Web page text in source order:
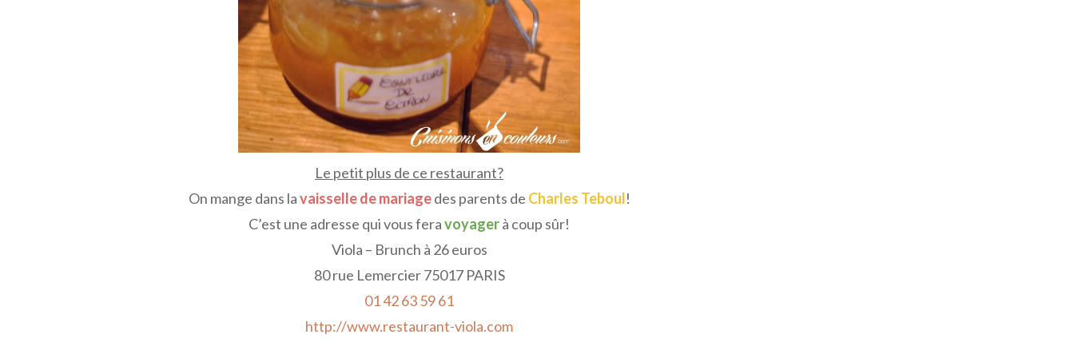
Le petit plus de ce restaurant?
On mange dans lavaisselle de mariagedes parents de Charles Teboul!
C’est une adresse qui vous feravoyagerà coup sûr!
Viola – Brunch à 26 euros
80 rue Lemercier 75017 PARIS
01 42 63 59 61
http://www.restaurant-viola.com